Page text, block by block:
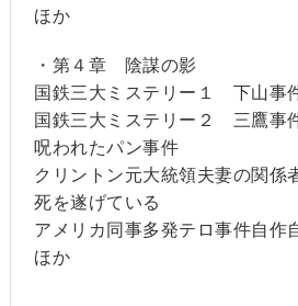
ほか
・第４章 陰謀の影
国鉄三大ミステリー１ 下山事
国鉄三大ミステリー２ 三鷹事
呪われたパン事件
クリントン元大統領夫妻の関係
死を遂げている
アメリカ同事多発テロ事件自作
ほか